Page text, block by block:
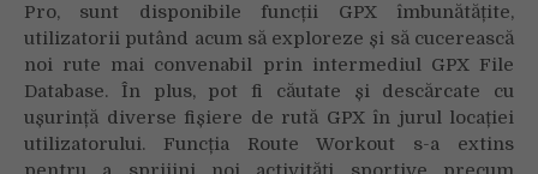
Pro, sunt disponibile funcții GPXîmbunătățite,
utilizatorii putând acum să exploreze și să cucerească
noi rute mai convenabil prin intermediul GPX File
Database. În plus, pot fi căutate și descărcate cu
ușurință diverse fișiere de rută GPX în jurul locației
utilizatorului. Funcția Route Workout s-a extins